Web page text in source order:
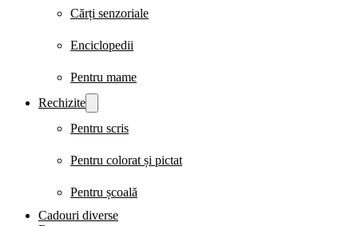
Cărți senzoriale
Enciclopedii
Pentru mame
Rechizite
Pentru scris
Pentru colorat și pictat
Pentru școală
Cadouri diverse